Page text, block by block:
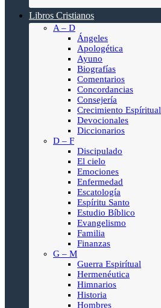
Libros Cristianos
A – D
Ángeles
Apologética
Ayuno
Biografías
Comentarios
Concordancias
Consejería
Crecimiento Espíritual
Devocionales
Diccionarios
D – F
Discipulado
El cielo
Emociones
Enfermedad
Escatología
Espíritu Santo
Estudio Bíblico
Evangelismo
Familia
Finanzas
G – M
Guerra Espirítual
Hermenéutica
Himnarios
Historia
Hombres